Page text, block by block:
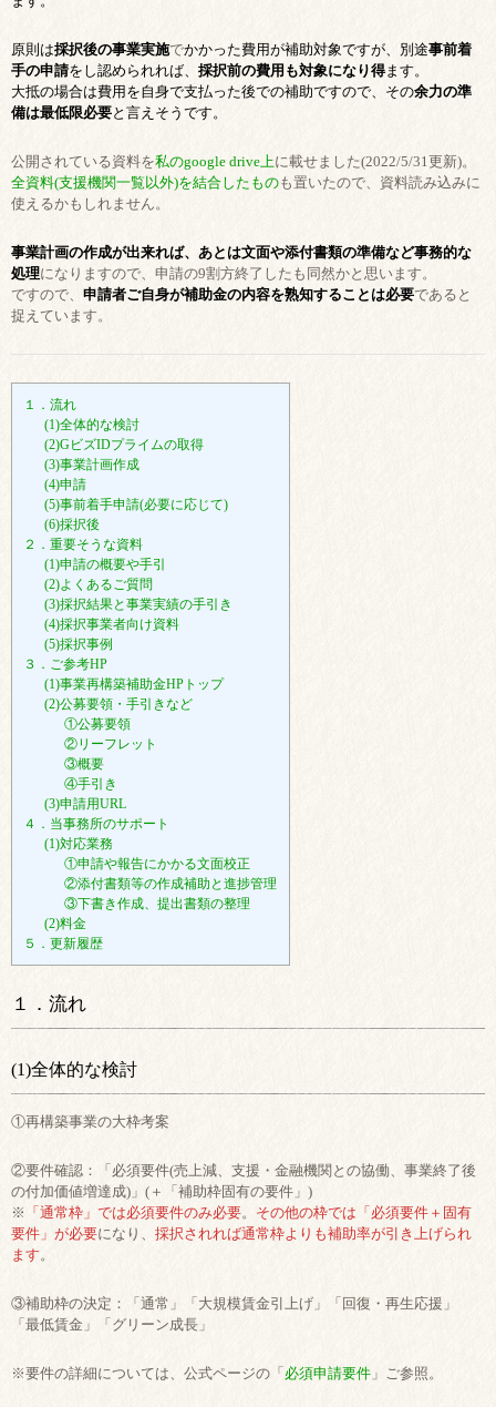
原則は採択後の事業実施でかかった費用が補助対象ですが、別途事前着
手の申請をし認められれば、 採択前の費用も対象になり得ます。
大抵の場合は費用を自身で支払った後での補助ですので、その余力の準
備は最低限必要と言えそうです。
公開されている資料を私のgoogle drive上に載せました(2022/5/31更新)。
全資料(支援機関一覧以外)を結合したものも置いたので、資料読み込みに
使えるかもしれません。
事業計画の作成が出来れば、あとは文面や添付書類の準備など事務的な
処理になりますので、申請の9割方終了したも同然かと思います。
ですので、 申請者ご自身が補助金の内容を熟知することは必要であると
捉えています。
１．流れ
(1)全体的な検討
(2)GビズIDプライムの取得
(3)事業計画作成
(4)申請
(5)事前着手申請(必要に応じて)
(6)採択後
２．重要そうな資料
(1)申請の概要や手引
(2)よくあるご質問
(3)採択結果と事業実績の手引き
(4)採択事業者向け資料
(5)採択事例
３．ご参考HP
(1)事業再構築補助金HPトップ
(2)公募要領・手引きなど
①公募要領
②リーフレット
③概要
④手引き
(3)申請用URL
４．当事務所のサポート
(1)対応業務
①申請や報告にかかる文面校正
②添付書類等の作成補助と進捗管理
③下書き作成、提出書類の整理
(2)料金
５．更新履歴
１．流れ
(1)全体的な検討
①再構築事業の大枠考案
②要件確認：「必須要件(売上減、支援・金融機関との協働、事業終了後
の付加価値増達成)」(＋「補助枠固有の要件」)
※ 「通常枠」では必須要件のみ必要。 その他の枠では「必須要件＋固有
要件」が必要になり、 採択されれば通常枠よりも補助率が引き上げられ
ます。
③補助枠の決定：「通常」「大規模賃金引上げ」「回復・再生応援」
「最低賃金」「グリーン成長」
※要件の詳細については、公式ページの「 必須申請要件 」ご参照。